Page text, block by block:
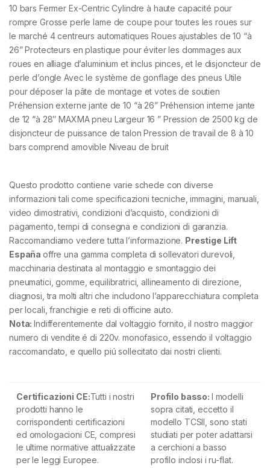
10 bars Fermer Ex-Centric Cylindre à haute capacité pour
rompre Grosse perle lame de coupe pour toutes les roues sur
le marché 4 centreurs automatiques Roues ajustables de 10 “à
26” Protecteurs en plastique pour éviter les dommages aux
roues en alliage d’aluminium et inclus pinces, et le disjoncteur de
perle d’ongle Avec le système de gonflage des pneus Utile
pour déposer la pâte de montage et votes de soutien
Préhension externe jante de 10 “à 26” Préhension interne jante
de 12 “à 28″ MAXMA pneu Largeur 16 ” Pression de 2500 kg de
disjoncteur de puissance de talon Pression de travail de 8 à 10
bars comprend amovible Niveau de bruit
Questo prodotto contiene varie schede con diverse
informazioni tali come specificazioni tecniche, immagini, manuali,
video dimostrativi, condizioni d’acquisto, condizioni di
pagamento, tempi di consegna e condizioni di garanzia.
Raccomandiamo vedere tutta l’informazione. Prestige Lift
Españaoffre una gamma completa di sollevatori durevoli,
macchinaria destinata al montaggio e smontaggio dei
pneumatici, gomme, equilibratrici, allineamento di direzione,
diagnosi, tra molti altri che includono l’apparecchiatura completa
per locali, franchigie e reti di officine auto.
Nota:Indifferentemente dal voltaggio fornito, il nostro maggior
numero di vendite é di 220v. monofasico, essendo il voltaggio
raccomandato, e quello piú sollecitato dai nostri clienti.
Certificazioni CE:Tutti i nostri
prodotti hanno le
corrispondenti certificazioni
ed omologacioni CE, compresi
le ultime normative attualizzate
per le leggi Europee.
Profilo basso: I modelli
sopra citati, eccetto il
modello TCSII, sono stati
studiati per poter adattarsi
a cerchioni a basso
profilo inclosi i ru-flat.